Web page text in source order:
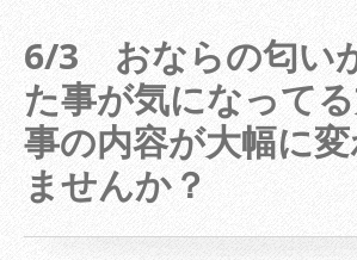
6/3 おならの匂い
た事が気になって
事の内容が大幅に
ませんか？